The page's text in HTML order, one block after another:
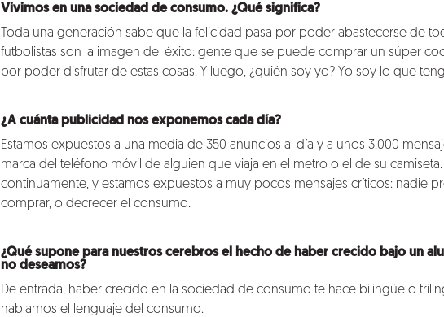
Vivimos en una sociedad de consumo. ¿Qué significa?
Toda una generación sabe que la felicidad pasa por poder abastecerse de
futbolistas son la imagen del éxito: gente que se puede comprar un súper
por poder disfrutar de estas cosas. Y luego, ¿quién soy yo? Yo soy lo que
¿A cuánta publicidad nos exponemos cada día?
Estamos expuestos a una media de 350 anuncios al día y a unos 3.000
marca del teléfono móvil de alguien que viaja en el metro o el de su
continuamente, y estamos expuestos a muy pocos mensajes críticos: nadie
comprar, o decrecer el consumo.
¿Qué supone para nuestros cerebros el hecho de haber crecido bajo un
no deseamos?
De entrada, haber crecido en la sociedad de consumo te hace bilingüe o
hablamos el lenguaje del consumo.